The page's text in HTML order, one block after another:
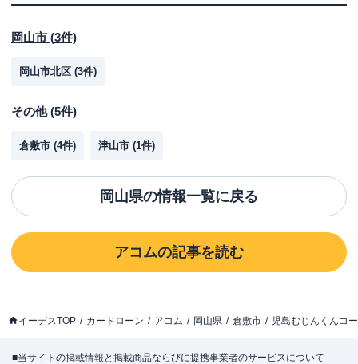
岡山市 (3件)
岡山市北区 (3件)
その他(5件)
倉敷市 (4件) 津山市 (1件)
岡山県の情報一覧に戻る
アコムの記事を読む
イーデスTOP カードローン アコム 岡山県 倉敷市 児島むじんくんコ
■当サイトの掲載情報と掲載商品ならびに提携事業者のサービスについて